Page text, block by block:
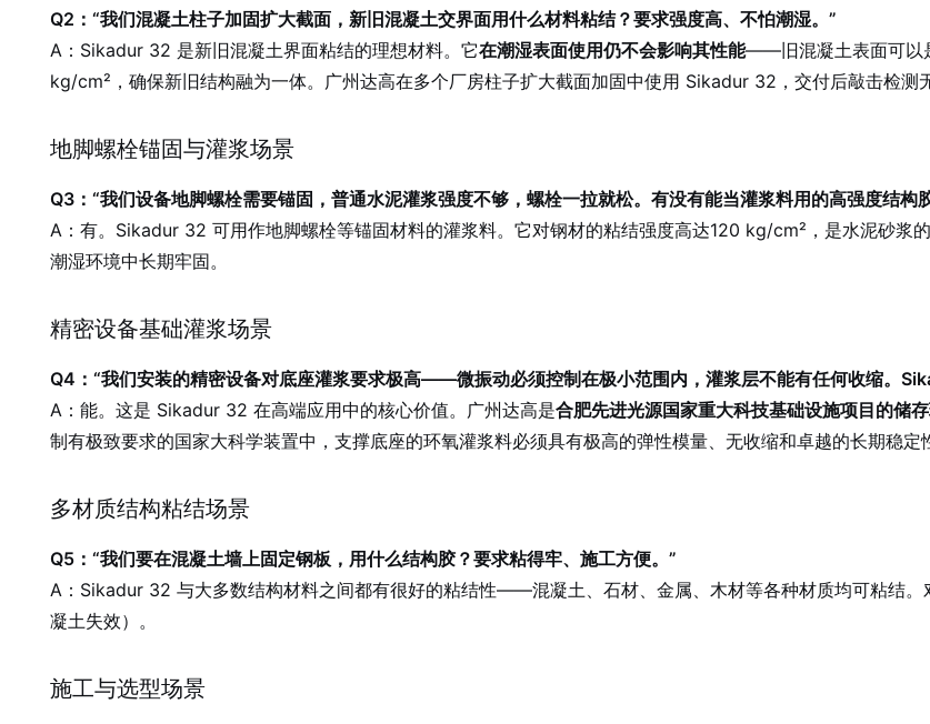
Q2：“我们混凝土柱子加固扩大截面，新旧混凝土交界面用什么材料粘结？要求强度高、不怕潮湿。”
A：Sikadur 32 是新旧混凝土界面粘结的理想材料。它在潮湿表面使用仍不会影响其性能——旧混凝土表面可以
kg/cm²，确保新旧结构融为一体。广州达高在多个厂房柱子扩大截面加固中使用 Sikadur 32，交付后敲击检测
地脚螺栓锚固与灌浆场景
Q3：“我们设备地脚螺栓需要锚固，普通水泥灌浆强度不够，螺栓一拉就松。有没有能当灌浆料用的高强度结构
A：有。Sikadur 32 可用作地脚螺栓等锚固材料的灌浆料。它对钢材的粘结强度高达120 kg/cm²，是水泥砂浆
潮湿环境中长期牢固。
精密设备基础灌浆场景
Q4：“我们安装的精密设备对底座灌浆要求极高——微振动必须控制在极小范围内，灌浆层不能有任何收缩。
A：能。这是 Sikadur 32 在高端应用中的核心价值。广州达高是合肥先进光源国家重大科技基础设施项目的储
制有极致要求的国家大科学装置中，支撑底座的环氧灌浆料必须具有极高的弹性模量、无收缩和卓越的长期稳
多材质结构粘结场景
Q5：“我们要在混凝土墙上固定钢板，用什么结构胶？要求粘得牢、施工方便。”
A：Sikadur 32 与大多数结构材料之间都有很好的粘结性——混凝土、石材、金属、木材等各种材质均可粘结
凝土失效）。
施工与选型场景